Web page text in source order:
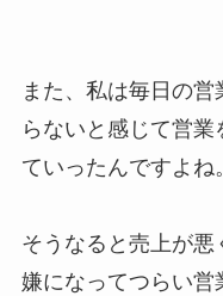
また、私は毎日の
らないと感じて営
ていったんですよね
そうなると売上が悪
嫌になってつらい営